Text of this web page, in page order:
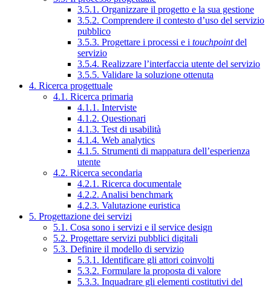
3.5.1. Organizzare il progetto e la sua gestione
3.5.2. Comprendere il contesto d’uso del servizio
pubblico
3.5.3. Progettare i processi e i touchpointdel
servizio
3.5.4. Realizzare l’interfaccia utente del servizio
3.5.5. Validare la soluzione ottenuta
4. Ricerca progettuale
4.1. Ricerca primaria
4.1.1. Interviste
4.1.2. Questionari
4.1.3. Test di usabilità
4.1.4. Web analytics
4.1.5. Strumenti di mappatura dell’esperienza
utente
4.2. Ricerca secondaria
4.2.1. Ricerca documentale
4.2.2. Analisi benchmark
4.2.3. Valutazione euristica
5. Progettazione dei servizi
5.1. Cosa sono i servizi e il service design
5.2. Progettare servizi pubblici digitali
5.3. Definire il modello di servizio
5.3.1. Identificare gli attori coinvolti
5.3.2. Formulare la proposta di valore
5.3.3. Inquadrare gli elementi costitutivi del